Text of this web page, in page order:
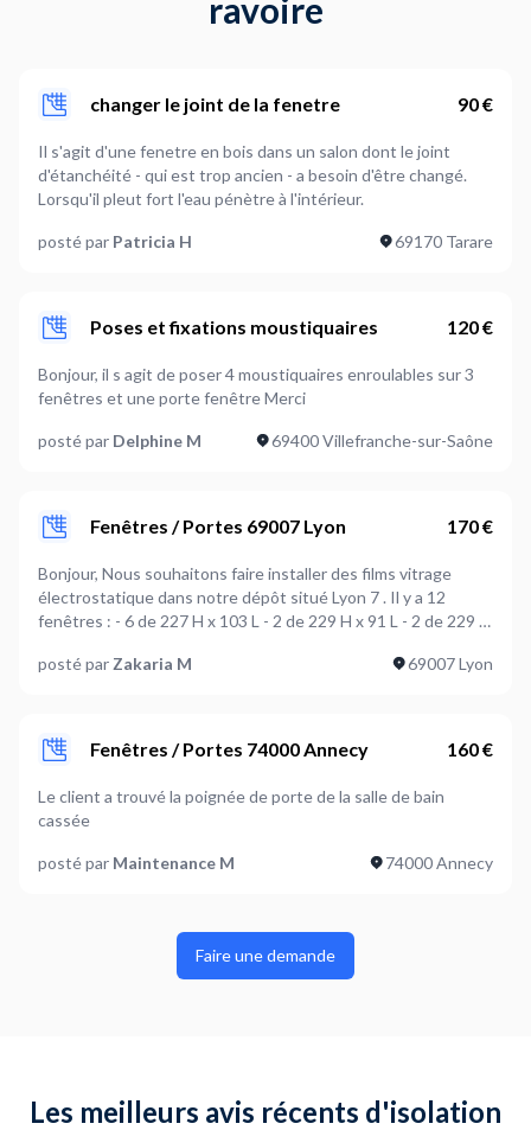
ravoire
changer le joint de la fenetre 90 €
Il s'agit d'une fenetre en bois dans un salon dont le joint
d'étanchéité - qui est trop ancien - a besoin d'être changé.
Lorsqu'il pleut fort l'eau pénètre à l'intérieur.
posté par Patricia H 69170 Tarare
Poses et fixations moustiquaires 120 €
Bonjour, il s agit de poser 4 moustiquaires enroulables sur 3
fenêtres et une porte fenêtre Merci
posté par Delphine M 69400 Villefranche-sur-Saône
Fenêtres / Portes 69007 Lyon 170 €
Bonjour, Nous souhaitons faire installer des films vitrage
électrostatique dans notre dépôt situé Lyon 7 . Il y a 12
fenêtres : - 6 de 227 H x 103 L - 2 de 229 H x 91 L - 2 de 229 H
électrostatiques, il faut prévoir un escabeau et le matériel de
posté par Zakaria M 69007 Lyon
Fenêtres / Portes 74000 Annecy 160 €
Le client a trouvé la poignée de porte de la salle de bain
cassée
posté par Maintenance M 74000 Annecy
Faire une demande
Les meilleurs avis récents d'isolation